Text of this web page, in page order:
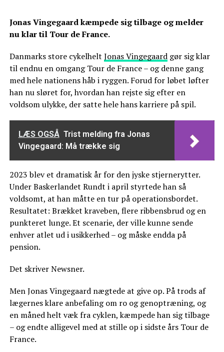
Jonas Vingegaard kæmpede sig tilbage og melder
nu klar til Tour de France.
Danmarks store cykelhelt Jonas Vingegaardgør sig klar
til endnu en omgang Tour de France – og denne gang
med hele nationens håb i ryggen. Forud for løbet løfter
han nu sløret for, hvordan han rejste sig efter en
voldsom ulykke, der satte hele hans karriere på spil.
LÆS OGSÅ Trist melding fra Jonas
Vingegaard: Må trække sig
2023 blev et dramatisk år for den jyske stjernerytter.
Under Baskerlandet Rundt i april styrtede han så
voldsomt, at han måtte en tur på operationsbordet.
Resultatet: Brækket kraveben, flere ribbensbrud og en
punkteret lunge. Et scenarie, der ville kunne sende
enhver atlet ud i usikkerhed – og måske endda på
pension.
Det skriver Newsner.
Men Jonas Vingegaard nægtede at give op. På trods af
lægernes klare anbefaling om ro og genoptræning, og
en måned helt væk fra cyklen, kæmpede han sig tilbage
– og endte alligevel med at stille op i sidste års Tour de
France.